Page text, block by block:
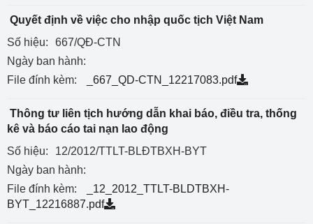
Quyết định về việc cho nhập quốc tịch Việt Nam
Số hiệu:
667/QĐ-CTN
Ngày ban hành:
File đính kèm:
_667_QD-CTN_12217083.pdf
Thông tư liên tịch hướng dẫn khai báo, điều tra, thống
kê và báo cáo tai nạn lao động
Số hiệu:
12/2012/TTLT-BLĐTBXH-BYT
Ngày ban hành:
File đính kèm:
_12_2012_TTLT-BLDTBXH-
BYT_12216887.pdf